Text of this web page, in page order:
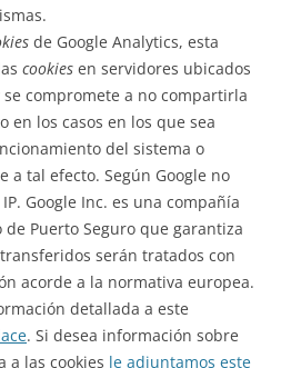
de Google Analytics, esta
cookies en servidores ubicados
se compromete a no compartirla
en los casos en los que sea
del sistema o
a tal efecto. Según Google no
Google Inc. es una compañía
Puerto Seguro que garantiza
serán tratados con
acorde a la normativa europea.
detallada a este
. Si desea información sobre
a las cookies le adjuntamos este